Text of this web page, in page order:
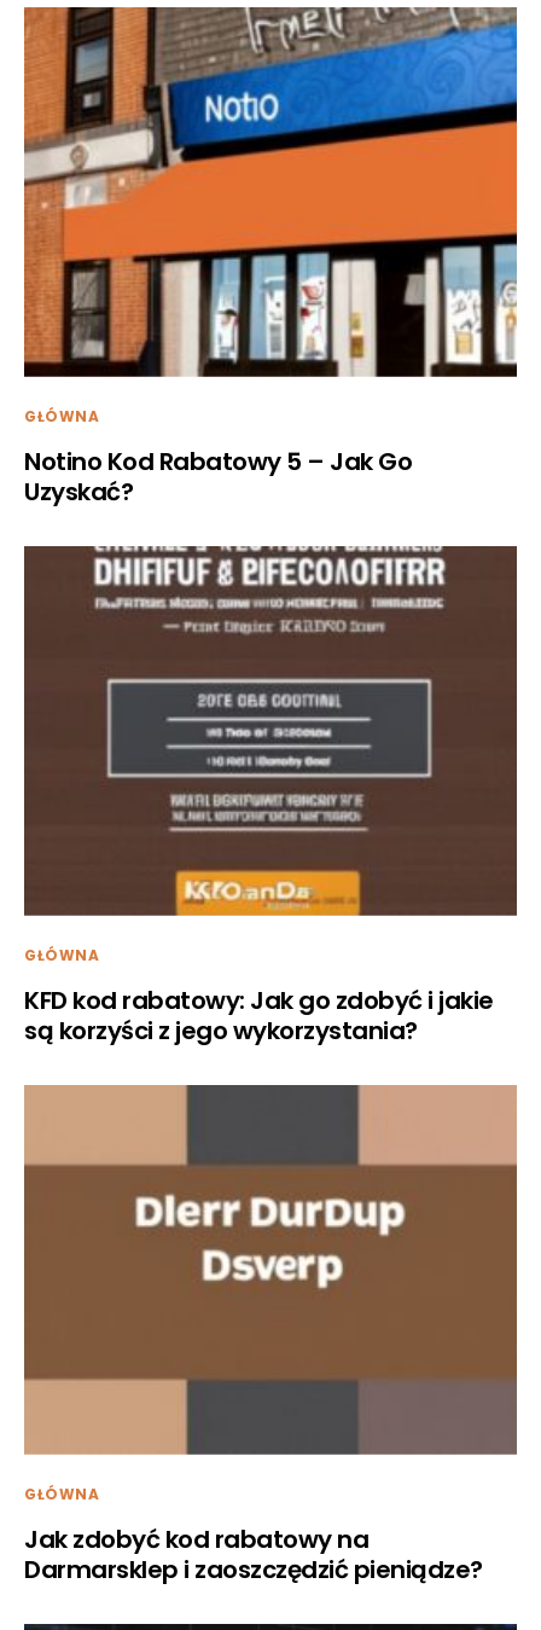
GŁÓWNA
Notino Kod Rabatowy 5 – Jak Go
Uzyskać?
GŁÓWNA
KFD kod rabatowy: Jak go zdobyć i jakie
są korzyści z jego wykorzystania?
GŁÓWNA
Jak zdobyć kod rabatowy na
Darmarsklep i zaoszczędzić pieniądze?